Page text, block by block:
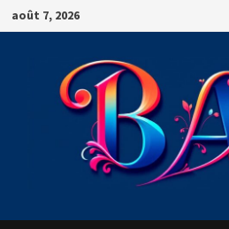
Passer
au
août 7, 2026